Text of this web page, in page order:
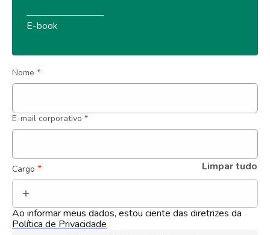
E-book
Nome *
E-mail corporativo *
Cargo * Limpar tudo
Ao informar meus dados, estou ciente das diretrizes da
Política de Privacidade